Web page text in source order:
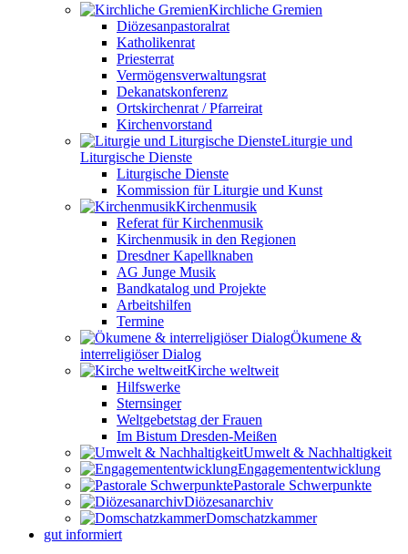
Kirchliche Gremien
Diözesanpastoralrat
Katholikenrat
Priesterrat
Vermögensverwaltungsrat
Dekanatskonferenz
Ortskirchenrat / Pfarreirat
Kirchenvorstand
Liturgie und
Liturgische Dienste
Liturgische Dienste
Kommission für Liturgie und Kunst
Kirchenmusik
Referat für Kirchenmusik
Kirchenmusik in den Regionen
Dresdner Kapellknaben
AG Junge Musik
Bandkatalog und Projekte
Arbeitshilfen
Termine
Ökumene &
interreligiöser Dialog
Kirche weltweit
Hilfswerke
Sternsinger
Weltgebetstag der Frauen
Im Bistum Dresden-Meißen
Umwelt & Nachhaltigkeit
Engagemententwicklung
Pastorale Schwerpunkte
Diözesanarchiv
Domschatzkammer
gut informiert